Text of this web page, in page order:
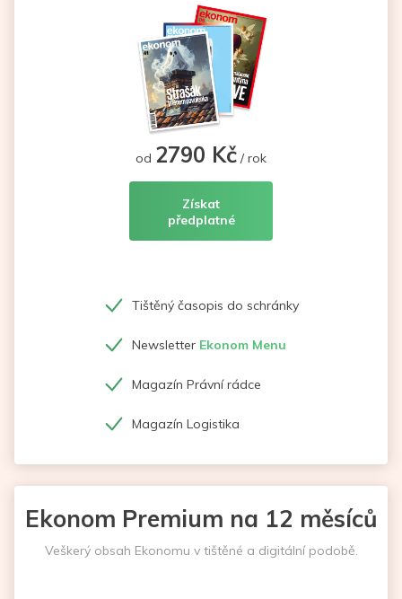
od 2790 Kč / rok
Získat
předplatné
Tištěný časopis do schránky
Newsletter Ekonom Menu
Magazín Právní rádce
Magazín Logistika
Ekonom Premium na 12 měsíců
Veškerý obsah Ekonomu v tištěné a digitální podobě.